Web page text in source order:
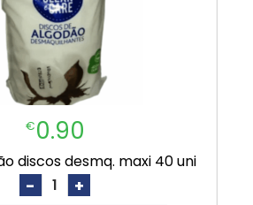
€0.90
discos desmq. maxi 40 uni
- +